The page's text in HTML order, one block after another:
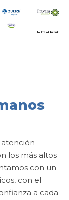
los más altos
con un
con el
a cada